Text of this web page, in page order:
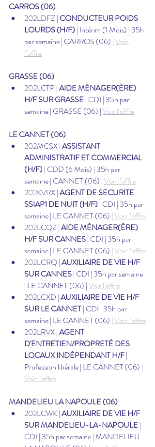
CARROS (06)
202LDFZ | CONDUCTEUR POIDS
LOURDS (H/F) | Intérim (1 Mois) | 35h
par semaine | CARROS (06) | Voir
l’offre
GRASSE (06)
202LCTP | AIDE MÉNAGER(ÈRE)
H/F SUR GRASSE | CDI | 35h par
semaine | GRASSE (06) | Voir l’offre
LE CANNET (06)
202MCSX | ASSISTANT
ADMINISTRATIF ET COMMERCIAL
(H/F) | CDD (6 Mois) | 35h par
semaine | CANNET (06) | Voir l’offre
202KVRX | AGENT DE SECURITE
SSIAP1 DE NUIT (H/F) | CDI | 35h par
semaine | LE CANNET (06) | Voir l’offre
202LCQZ | AIDE MÉNAGER(ÈRE)
H/F SUR CANNES | CDI | 35h par
semaine | LE CANNET (06) | Voir l’offre
202LCRQ | AUXILIAIRE DE VIE H/F
SUR CANNES | CDI | 35h par semaine
| LE CANNET (06) | Voir l’offre
202LCXD | AUXILIAIRE DE VIE H/F
SUR LE CANNET | CDI | 35h par
semaine | LE CANNET (06) | Voir l’offre
202LRVX | AGENT
D'ENTRETIEN/PROPRETÉ DES
LOCAUX INDÉPENDANT H/F |
Profession libérale | LE CANNET (06) |
Voir l’offre
MANDELIEU LA NAPOULE (06)
202LCWK | AUXILIAIRE DE VIE H/F
SUR MANDELIEU-LA-NAPOULE |
CDI | 35h par semaine | MANDELIEU